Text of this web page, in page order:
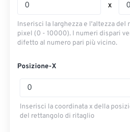
x
Inserisci la larghezza e l'altezza
pixel (0 - 10000). I numeri dispari
difetto al numero pari più vicino.
Posizione-X
Inserisci la coordinata x della
del rettangolo di ritaglio